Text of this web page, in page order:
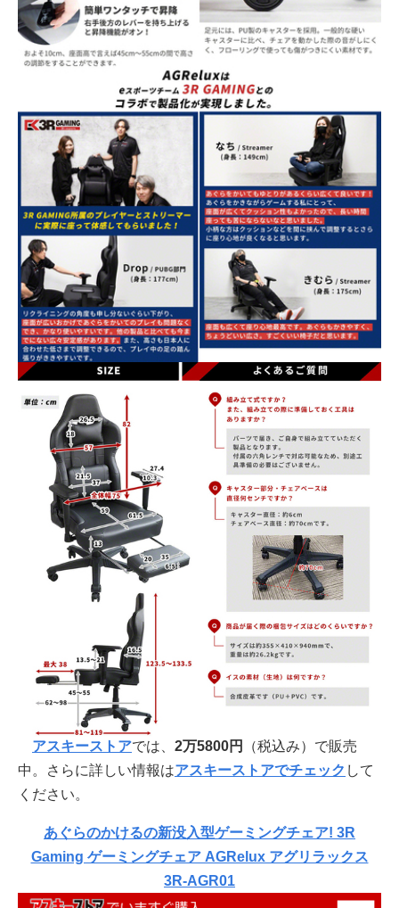
アスキーストアでは、 2万5800円
（税込み）で販売
中。さらに詳しい情報はアスキーストアでチェック して
ください。
あぐらのかけるの新没入型ゲーミングチェア! 3R
Gaming ゲーミングチェア AGRelux アグリラックス
3R-AGR01